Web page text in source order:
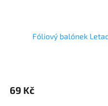
Fóliový balónek
69 Kč